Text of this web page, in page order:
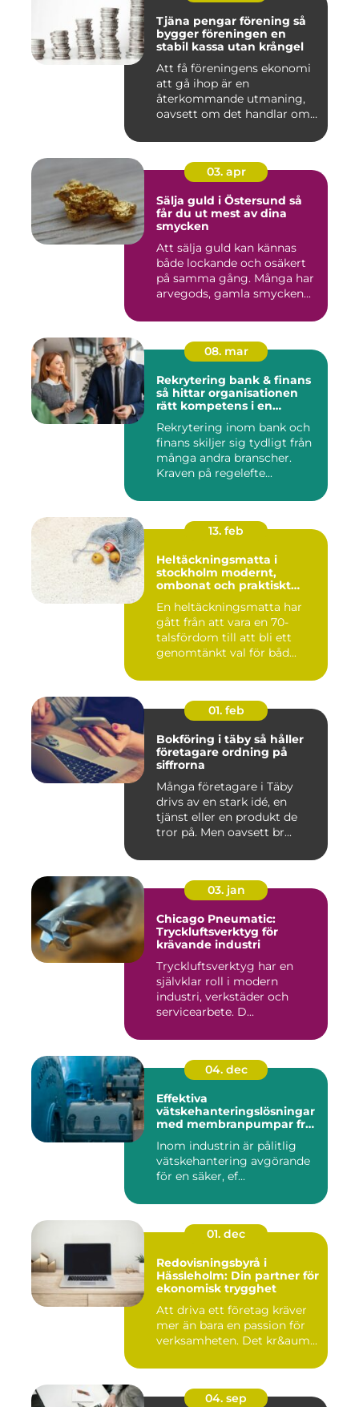
Tjäna pengar förening så
bygger föreningen en
stabil kassa utan krångel
Att få föreningens ekonomi
att gå ihop är en
återkommande utmaning,
oavsett om det handlar om
03. apr
Sälja guld i Östersund så
får du ut mest av dina
smycken
Att sälja guld kan kännas
både lockande och osäkert
på samma gång. Många har
arvegods, gamla smycken...
08. mar
Rekrytering bank & finans
så hittar organisationen
rätt kompetens i en
Rekrytering inom bank och
finans skiljer sig tydligt från
många andra branscher.
Kraven på regelefte...
13. feb
Heltäckningsmatta i
stockholm modernt,
ombonat och praktiskt
En heltäckningsmatta har
gått från att vara en 70-
talsfördom till att bli ett
genomtänkt val för båd...
01. feb
Bokföring i täby så håller
företagare ordning på
siffrorna
Många företagare i Täby
drivs av en stark idé, en
tjänst eller en produkt de
tror på. Men oavsett br...
03. jan
Chicago Pneumatic:
Tryckluftsverktyg för
krävande industri
Tryckluftsverktyg har en
självklar roll i modern
industri, verkstäder och
servicearbete. D...
04. dec
Effektiva
vätskehanteringslösningar
med membranpumpar från
Inom industrin är pålitlig
vätskehantering avgörande
för en säker, ef...
01. dec
Redovisningsbyrå i
Hässleholm: Din partner för
ekonomisk trygghet
Att driva ett företag kräver
mer än bara en passion för
verksamheten. Det kr&aum...
04. sep